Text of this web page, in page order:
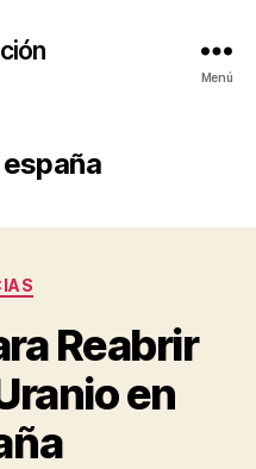
Menú
españa
Reabrir
en